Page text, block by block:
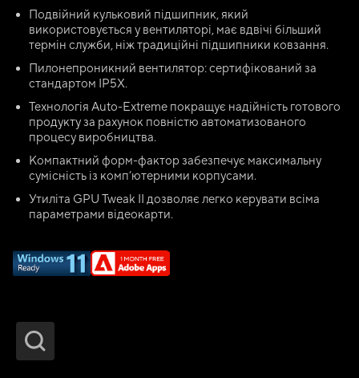
Подвійний кульковий підшипник, який
використовується у вентиляторі, має вдвічі більший
термін служби, ніж традиційні підшипники ковзання.
Пилонепроникний вентилятор: сертифікований за
стандартом IP5X.
Технологія Auto-Extreme покращує надійність готового
продукту за рахунок повністю автоматизованого
процесу виробництва.
Компактний форм-фактор забезпечує максимальну
сумісність із комп’ютерними корпусами.
Утиліта GPU Tweak II дозволяє легко керувати всіма
параметрами відеокарти.